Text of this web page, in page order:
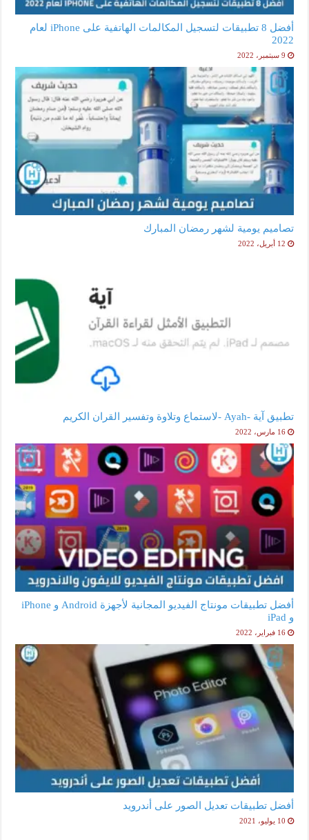
أفضل 8 تطبيقات لتسجيل المكالمات الهاتفية على iPhone لعام
2022
9 سبتمبر، 2022
تصاميم يومية لشهر رمضان المبارك
12 أبريل، 2022
تطبيق آية -Ayah -لاستماع وتلاوة وتفسير القران الكريم
16 مارس، 2022
أفضل تطبيقات مونتاج الفيديو المجانية لأجهزة Android و iPhone
و iPad
16 فبراير، 2022
أفضل تطبيقات تعديل الصور على أندرويد
10 يوليو، 2021